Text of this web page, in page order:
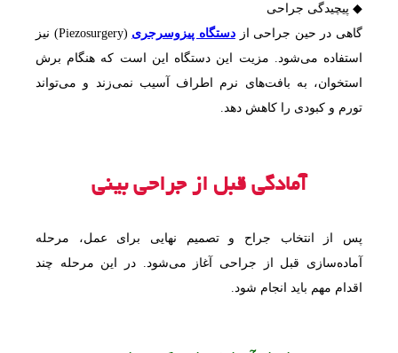
◆ پیچیدگی جراحی
گاهی در حین جراحی ازدستگاه پیزوسرجری
(Piezosurgery) نیز
استفاده می‌شود. مزیت این دستگاه این است که هنگام برش
استخوان، به بافت‌های نرم اطراف آسیب نمی‌زند و می‌تواند
تورم و کبودی را کاهش دهد.
آمادگی قبل از جراحی بینی
پس از انتخاب جراح و تصمیم نهایی برای عمل، مرحله
آماده‌سازی قبل از جراحی آغاز می‌شود. در این مرحله چند
اقدام مهم باید انجام شود.